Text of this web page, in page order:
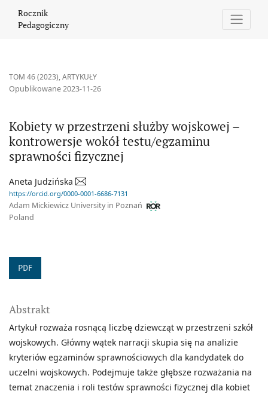
Rocznik
Pedagogiczny
TOM 46 (2023),ARTYKUŁY
Kobiety w przestrzeni służby wojskowej –
kontrowersje wokół testu/egzaminu
sprawności fizycznej
Opublikowane 2023-11-26
Aneta Judzińska
https://orcid.org/0000-0001-6686-7131
Adam Mickiewicz University in Poznań
Poland
PDF
Abstrakt
Artykuł rozważa rosnącą liczbę dziewcząt w przestrzeni szkół
wojskowych. Główny wątek narracji skupia się na analizie
kryteriów egzaminów sprawnościowych dla kandydatek do
uczelni wojskowych. Podejmuje także głębsze rozważania na
temat znaczenia i roli testów sprawności fizycznej dla kobiet